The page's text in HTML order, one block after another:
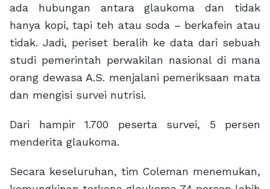
ada hubungan antara glaukoma dan tidak
hanya kopi, tapi teh atau soda – berkafein atau
tidak. Jadi, periset beralih ke data dari sebuah
studi pemerintah perwakilan nasional di mana
orang dewasa A.S. menjalani pemeriksaan mata
dan mengisi survei nutrisi.
Dari hampir 1.700 peserta survei, 5 persen
menderita glaukoma.
Secara keseluruhan, tim Coleman menemukan,